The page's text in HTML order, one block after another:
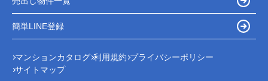
簡単LINE登録
マンションカタログ 利用規約 プライバシーポリシー
サイトマップ